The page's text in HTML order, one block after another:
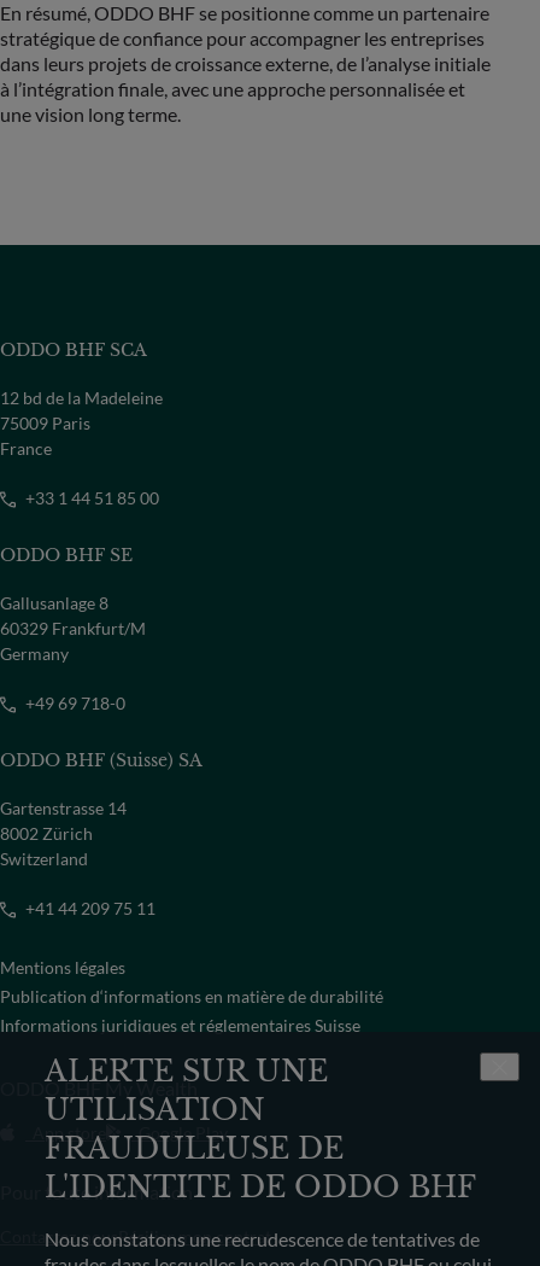
ALERTE SUR UNE
UTILISATION
FRAUDULEUSE DE
L'IDENTITE DE ODDO BHF
Nous constatons une recrudescence de tentatives de
En résumé, ODDO BHF se positionne comme un partenaire
stratégique de confiance pour accompagner les entreprises
dans leurs projets de croissance externe, de l’analyse initiale
à l’intégration finale, avec une approche personnalisée et
une vision long terme.
ODDO BHF SCA
12 bd de la Madeleine
75009 Paris
France
+33 1 44 51 85 00
ODDO BHF SE
Gallusanlage 8
60329 Frankfurt/M
Germany
+49 69 718-0
ODDO BHF (Suisse) SA
Gartenstrasse 14
8002 Zürich
Switzerland
+41 44 209 75 11
Mentions légales
Publication d‘informations en matière de durabilité
Informations juridiques et réglementaires Suisse
ODDO BHF My Wealth
App store Google Play
Pour toute information
Contactez-nousRésilier mon contrat